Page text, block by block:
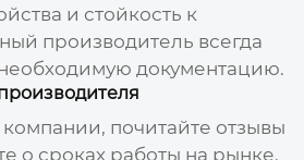
и стойкость к
производитель всегда
документацию.
почитайте отзывы
о сроках работы на рынке.